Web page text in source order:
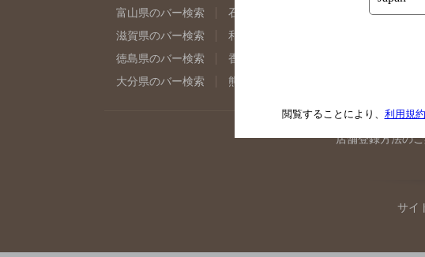
富山県のバー検索
石川県のバー検索 福井県のバー検
滋賀県のバー検索
和歌山県のバー検索
徳島県のバー検索
香川県のバー検索
大分県のバー検索
熊本県のバー検索
店舗登録方法の
サイ
閲覧することにより、 利用規約